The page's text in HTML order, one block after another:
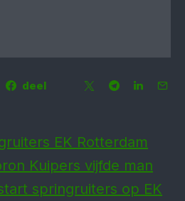
deel
EK Rotterdam
Kuipers vijfde man
springruiters op EK